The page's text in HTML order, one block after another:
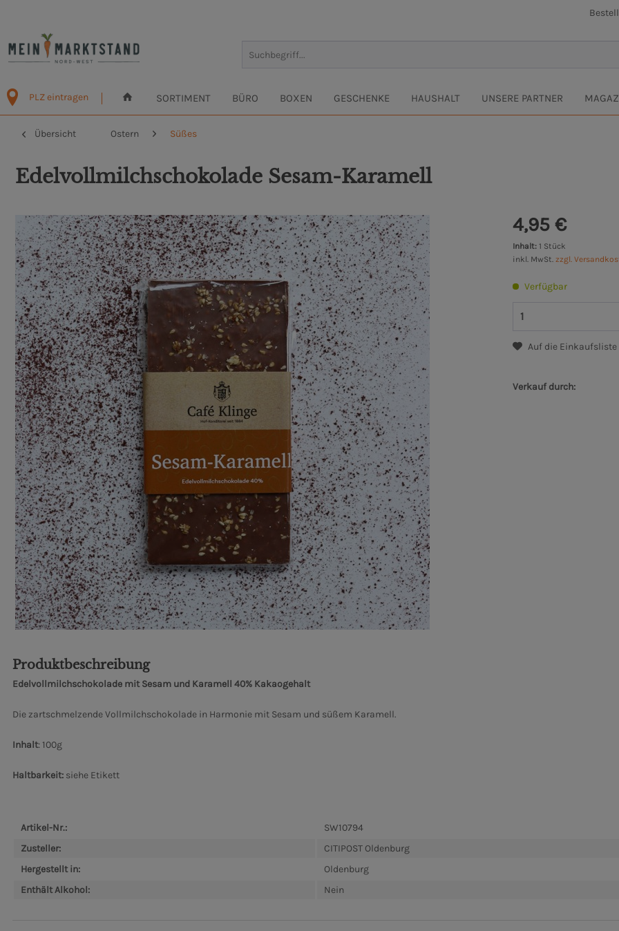
PLZ eintragen SORTIMENT BÜRO BOXEN GESCHENKE HAUSHALT UNSERE PARTNER
Übersicht Ostern Süßes
Edelvollmilchschokolade Sesam-Karamell
4,95 €
Inhalt:1 Stück
inkl. MwSt.zzgl.
Verfügbar
Auf die Einkaufsliste
Verkauf durch:
Produktbeschreibung
Edelvollmilchschokolade mit Sesam und Karamell 40% Kakaogehalt
Die zartschmelzende Vollmilchschokolade in Harmonie mit Sesam und süßem Karamell.
Inhalt: 100g
Haltbarkeit: siehe Etikett
Artikel-Nr.:
SW10794
Zusteller:
CITIPOST Oldenburg
Hergestellt in:
Oldenburg
Enthält Alkohol:
Nein